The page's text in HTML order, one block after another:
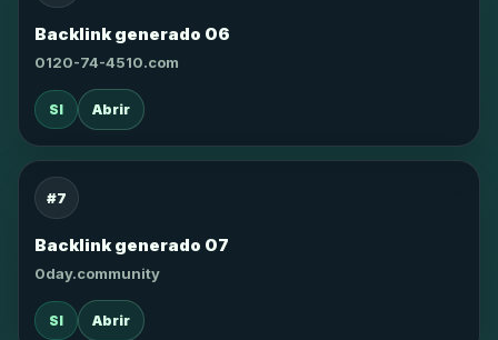
Backlink generado 06
0120-74-4510.com
SI Abrir
#7
Backlink generado 07
0day.community
SI Abrir